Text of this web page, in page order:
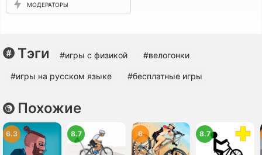
МОДЕРАТОРЫ
Тэги #игры с физикой #велогонки
#игры на русском языке #бесплатные игры
Похожие
6.3 8.7 6 8.7